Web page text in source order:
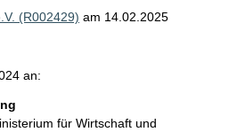
(R002429) am 14.02.2025
an:
für Wirtschaft und